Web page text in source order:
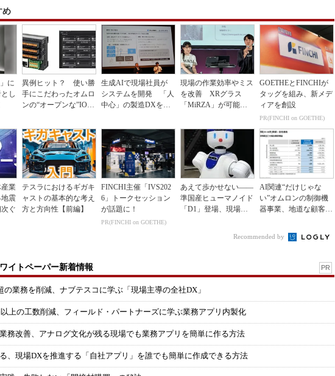
め
に
し
異例ヒット？ 使い勝
手にこだわったオムロ
ンの“オープンな”IO-L
生成AIで現場社員が
システムを開発 「人
中心」の製造DXを自
現場の作業効率やミス
を改善 XRグラス
「MiRZA」が可能に
の...
GOETHEとFINCHIが
タッグを組み、新メデ
ィアを創設
PR(FINCHI on GOETHE)
業
震
ぐ
テスラにおけるギガキ
ャストの基本的な考え
方と方向性【前編】
FINCHI主催「IVS202
6」トークセッション
が話題に！
PR(FINCHI on GOETHE)
あえて歩かせない――
準国産ヒューマノイド
「D1」登場、現場稼
AI関連“だけじゃな
い”オムロンの制御機
器事業、地道な顧客基
Recommended by
イトペーパー新着情報 PR
の業務を削減、ナブテスコに学ぶ「現場主導の全社DX」
上の工数削減、フィールド・パートナーズに学ぶ業務アプリ内製化
務改善、アナログ文化が残る現場でも業務アプリを簡単に作る方法
、現場DXを推進する「自社アプリ」を誰でも簡単に作成できる方法